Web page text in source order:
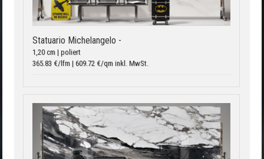
Statuario Michelangelo -
1,20 cm | poliert
365.83 €/lfm | 609.72 €/qm inkl. MwSt.